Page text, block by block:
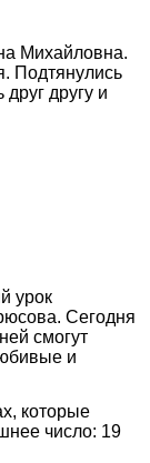
Михайловна.
Подтянулись
другу и
урок
Сегодня
смогут
и
которые
число: 19